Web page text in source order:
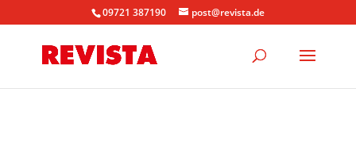
09721 387190 post@revista.de